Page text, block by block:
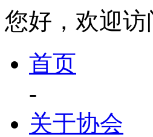
您好，欢迎
首页
-
关于协会